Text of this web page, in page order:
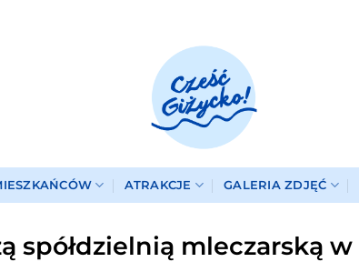
ATRAKCJE GALERIA ZDJĘĆ
spółdzielnią mleczarską w